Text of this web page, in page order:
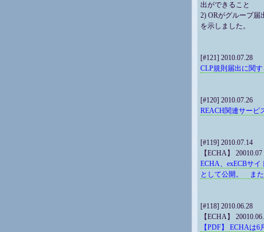
出ができること
2) ORがグループ届
を示しました。
[#121] 2010.07.28
CLP規則届出に関
[#120] 2010.07.26
REACH関連サービ
[#119] 2010.07.14
【ECHA】 20010.07
ECHA、exECBサ
として公開。 また
[#118] 2010.06.28
【ECHA】
【PDF】 ECHAは